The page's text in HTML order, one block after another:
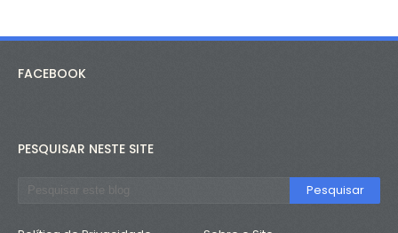
FACEBOOK
PESQUISAR NESTE SITE